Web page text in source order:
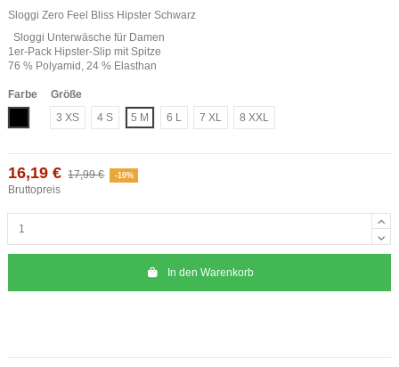
Sloggi Zero Feel Bliss Hipster Schwarz
Sloggi Unterwäsche für Damen
1er-Pack Hipster-Slip mit Spitze
76 % Polyamid, 24 % Elasthan
Farbe
Schwarz
Größe
3 XS
4 S 5 M 6 L 7 XL 8 XXL
16,19 € 17,99 € -10%
Bruttopreis
In den Warenkorb